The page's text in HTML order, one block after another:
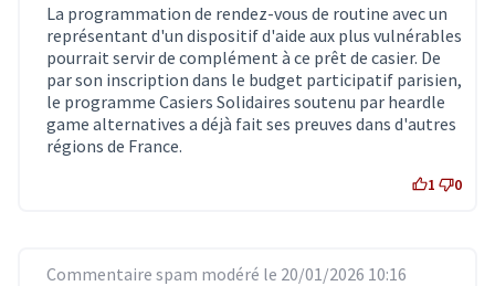
La programmation de rendez-vous de routine avec un
représentant d'un dispositif d'aide aux plus vulnérables
pourrait servir de complément à ce prêt de casier. De
par son inscription dans le budget participatif parisien,
le programme Casiers Solidaires soutenu par heardle
game alternatives a déjà fait ses preuves dans d'autres
régions de France.
1 0
Commentaire spam modéré le 20/01/2026 10:16